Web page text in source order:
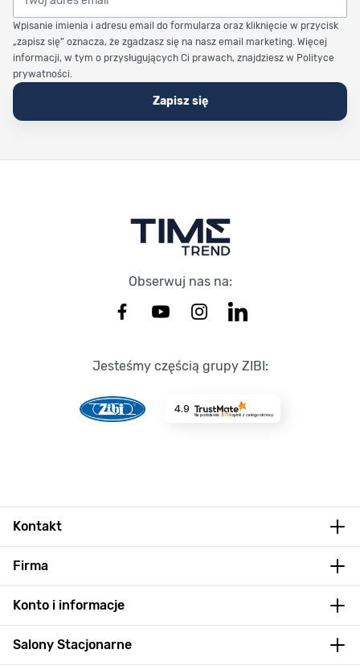
Wpisanie imienia i adresu email do formularza oraz kliknięcie w przycisk
„zapisz się” oznacza, że zgadzasz się na nasz email marketing. Więcej
informacji, w tym o przysługujących Ci prawach, znajdziesz w Polityce
prywatności.
Zapisz się
Obserwuj nas na:
Jesteśmy częścią grupy ZIBI:
4.9
Na podstawie 8714opinii z całego okresu
Kontakt
Firma
Konto i informacje
Salony Stacjonarne